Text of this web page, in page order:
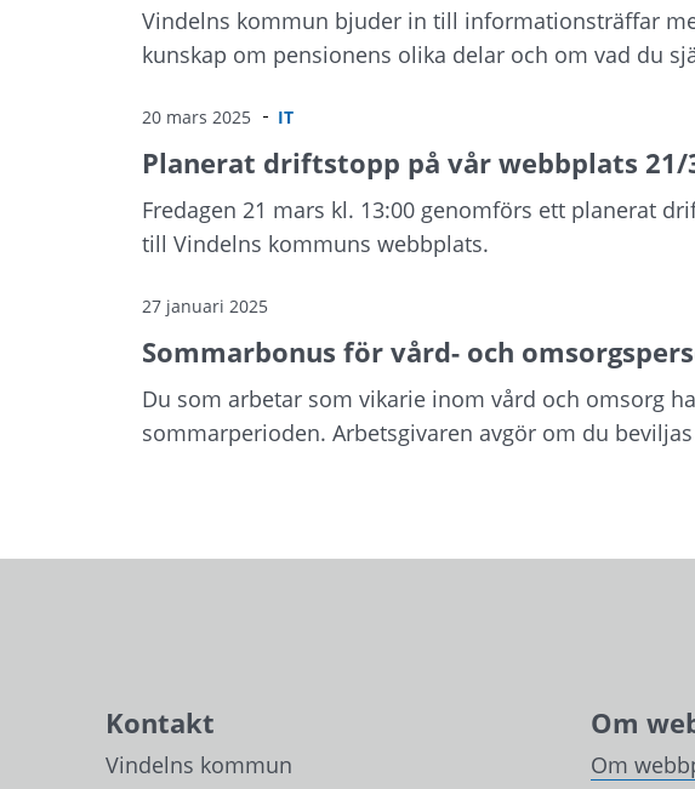
Vindelns kommun bjuder in till informationsträffar
kunskap om pensionens olika delar och om vad du
20 mars 2025 IT
Planerat driftstopp på vår webbplats 21/
Fredagen 21 mars kl. 13:00 genomförs ett planerat
till Vindelns kommuns webbplats.
27 januari 2025
Sommarbonus för vård- och
Du som arbetar som vikarie inom vård och omsorg
sommarperioden. Arbetsgivaren avgör om du
Kontakt
Vindelns kommun
Om
Om